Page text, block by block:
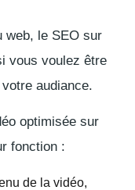
web, le SEO sur
vous voulez être
audiance.
optimisée sur
fonction :
de la vidéo,